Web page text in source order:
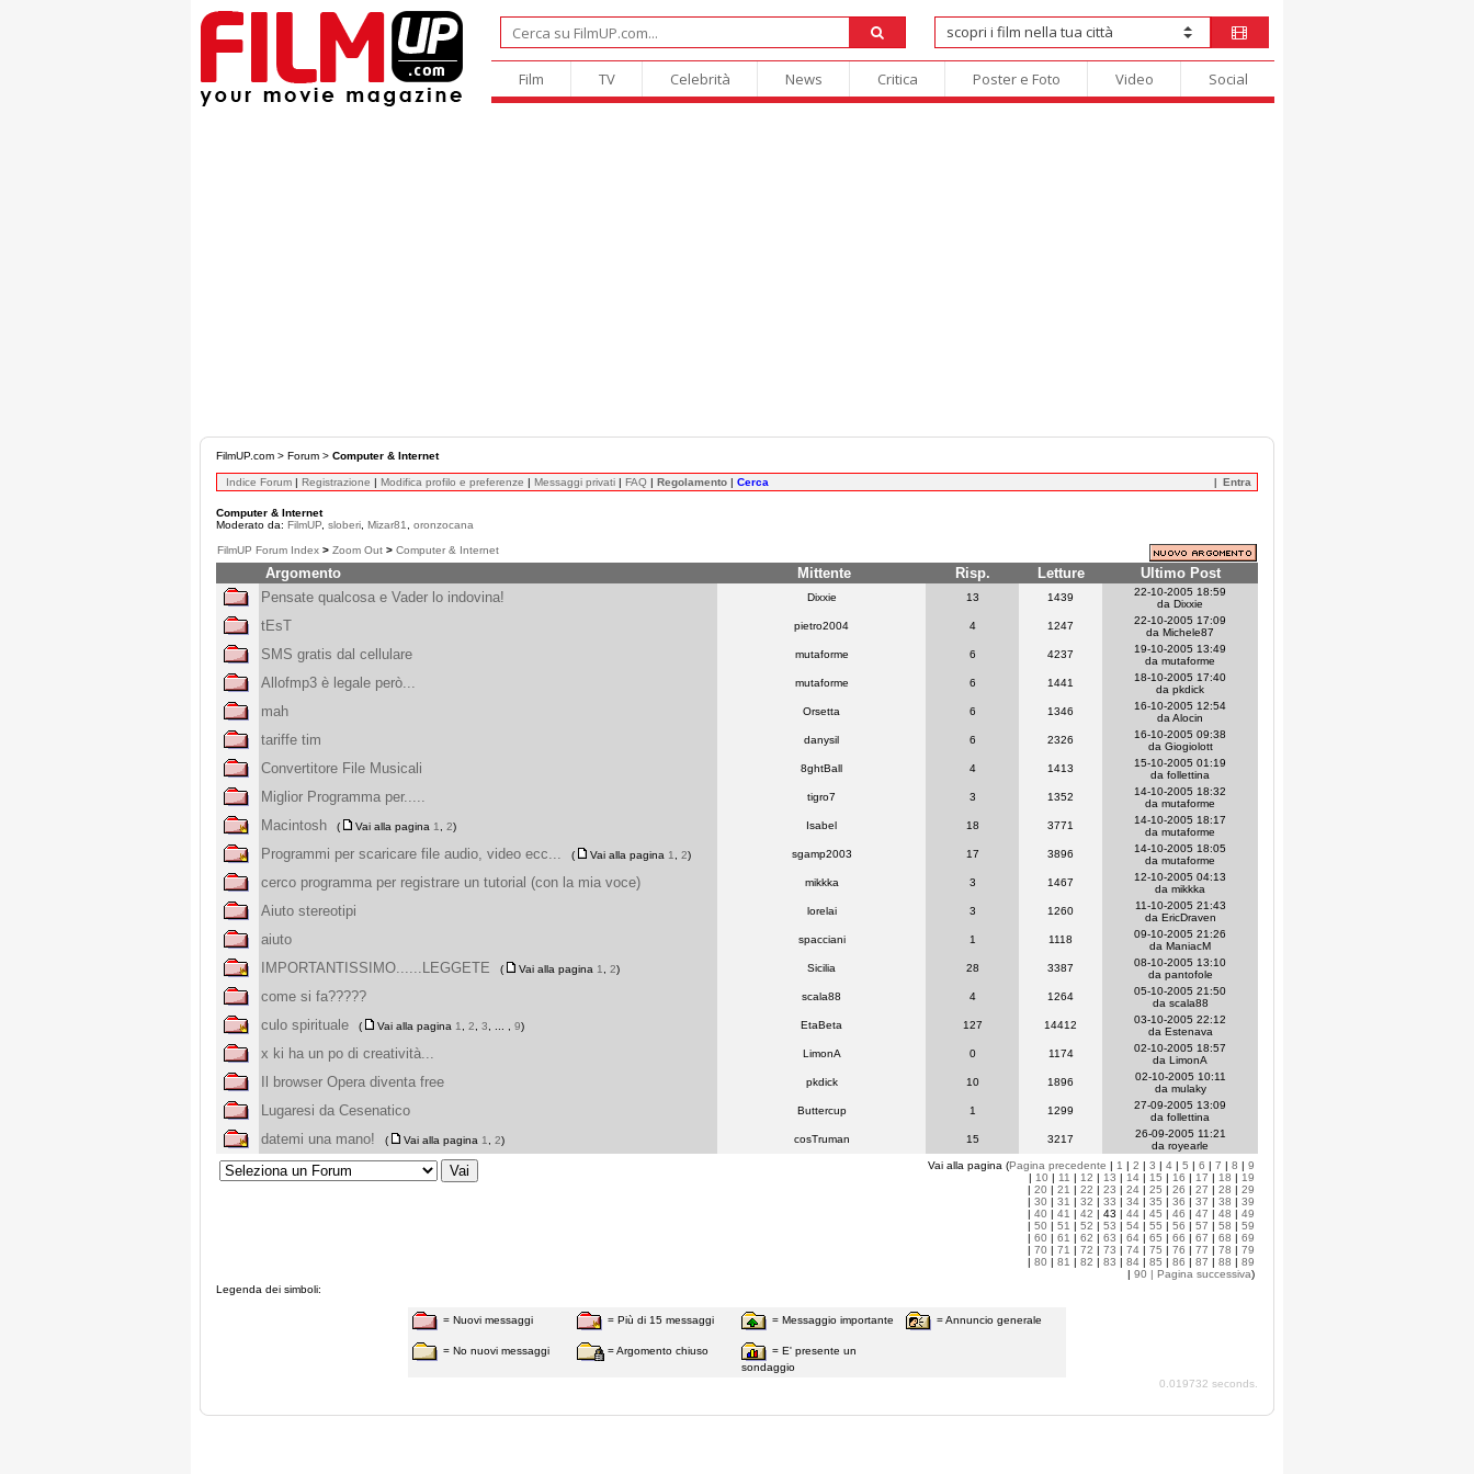
Film TV Celebrità News Critica Poster e Foto Video Social
FilmUP.com > Forum > Computer & Internet
Indice Forum | Registrazione | Modifica profilo e preferenze | Messaggi privati | FAQ | Regolamento | Cerca Entra
Computer & Internet
Moderato da: FilmUP sloberi Mizar81 oronzocana
FilmUP Forum Index > Zoom Out > Computer & Internet
Argomento Mittente Risp. Letture
Ultimo Post
Pensate qualcosa e Vader lo indovina!
Dixxie 13 1439
22-10-2005 18:59
da Dixxie
tEsT pietro2004 4 1247
22-10-2005 17:09
da Michele87
SMS gratis dal cellulare mutaforme 6 4237
19-10-2005 13:49
da mutaforme
Allofmp3 è legale però... mutaforme 6 1441
18-10-2005 17:40
da pkdick
mah Orsetta 6 1346
16-10-2005 12:54
da Alocin
tariffe tim danysil 6 2326
16-10-2005 09:38
da Giogiolott
Convertitore File Musicali 8ghtBall 4 1413
15-10-2005 01:19
da follettina
Miglior Programma per..... tigro7 3 1352
14-10-2005 18:32
da mutaforme
Macintosh ( Vai alla pagina 1 2) Isabel 18 3771
14-10-2005 18:17
da mutaforme
Programmi per scaricare file audio, video ecc... ( Vai alla pagina 1 2) sgamp2003 17 3896
14-10-2005 18:05
da mutaforme
cerco programma per registrare un tutorial (con la mia voce) mikkka 3 1467
12-10-2005 04:13
da mikkka
Aiuto stereotipi lorelai 3 1260
11-10-2005 21:43
da EricDraven
aiuto spacciani 1 1118
09-10-2005 21:26
da ManiacM
IMPORTANTISSIMO......LEGGETE ( Vai alla pagina 1 2) Sicilia 28 3387
08-10-2005 13:10
da pantofole
come si fa????? scala88 4 1264
05-10-2005 21:50
da scala88
culo spirituale ( Vai alla pagina 1 2 3 9) EtaBeta 127 14412
03-10-2005 22:12
da Estenava
x ki ha un po di creatività... LimonA 0 1174
02-10-2005 18:57
da LimonA
Il browser Opera diventa free pkdick 10 1896
02-10-2005 10:11
da mulaky
Lugaresi da Cesenatico Buttercup 1 1299
27-09-2005 13:09
da follettina
datemi una mano! ( Vai alla pagina 1 2) cosTruman 15 3217
26-09-2005 11:21
da royearle
Vai alla pagina (Pagina precedente | 1 | 2 | 3 | 4 | 5 | 6 | 7 | 8 | 9
| 10 | 11 | 12 | 13 | 14 | 15 | 16 | 17 | 18 | 19
| 20 | 21 | 22 | 23 | 24 | 25 | 26 | 27 | 28 | 29
| 30 | 31 | 32 | 33 | 34 | 35 | 36 | 37 | 38 | 39
| 40 | 41 | 42 | 43 | 44 | 45 | 46 | 47 | 48 | 49
| 50 | 51 | 52 | 53 | 54 | 55 | 56 | 57 | 58 | 59
| 60 | 61 | 62 | 63 | 64 | 65 | 66 | 67 | 68 | 69
| 70 | 71 | 72 | 73 | 74 | 75 | 76 | 77 | 78 | 79
| 80 | 81 | 82 | 83 | 84 | 85 | 86 | 87 | 88 | 89
| 90 | Pagina successiva)
Legenda dei simboli:
= Nuovi messaggi
= No nuovi messaggi
= Più di 15 messaggi
= Argomento chiuso
= Messaggio importante
= E' presente un
sondaggio
= Annuncio generale
0.019732 seconds.